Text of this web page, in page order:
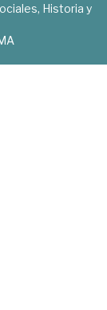
Historia y